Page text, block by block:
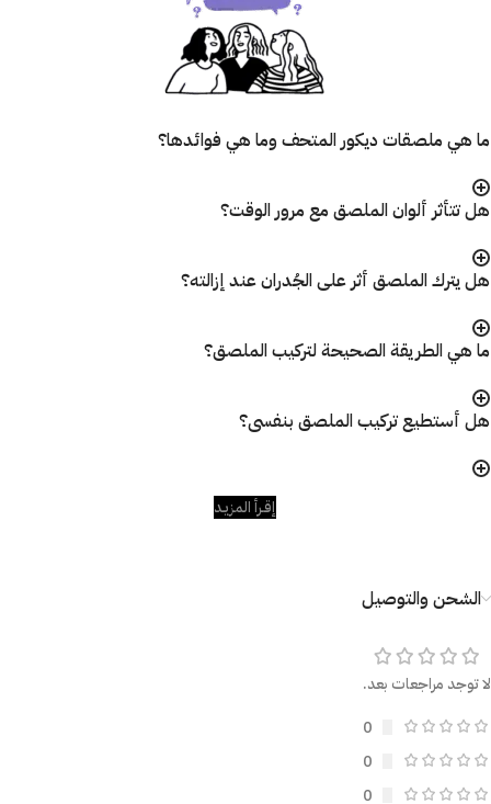
ما هي ملصقات ديكور المتحف وما هي فوائدها؟
هل تتأثر ألوان الملصق مع مرور الوقت؟
هل يترك الملصق أثر على الجُدران عند إزالته؟
ما هي الطريقة الصحيحة لتركيب الملصق؟
هل أستطيع تركيب الملصق بنفسى؟
إقـرأ المزيـد
الشحن والتوصيل
لا توجد مراجعات بعد.
0
0
0